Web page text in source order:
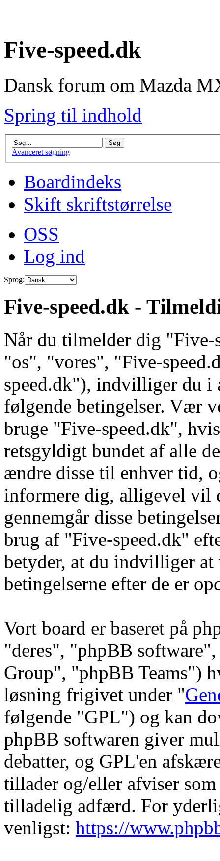
Five-speed.dk
Dansk forum om Mazda
Spring til indhold
Avanceret søgning
Boardindeks
Skift skriftstørrelse
OSS
Log ind
Sprog:
Five-speed.dk -
Når du tilmelder dig
"os", "vores", "Five-
speed.dk"), indvilliger du i
følgende betingelser. Vær
bruge "Five-speed.dk",
retsgyldigt bundet af alle
ændre disse til enhver tid,
informere dig, alligevel vil
gennemgår disse
brug af "Five-speed.dk"
betyder, at du indvilliger
betingelserne efter de er
Vort board er baseret på
"deres", "phpBB
Group", "phpBB Teams")
løsning frigivet under "
følgende "GPL") og kan
phpBB softwaren giver
debatter, og GPL'en
tillader og/eller afviser
tilladelig adfærd. For
venligst: https://